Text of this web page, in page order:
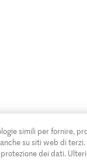
simili per fornire,
su siti web di
dei dati.